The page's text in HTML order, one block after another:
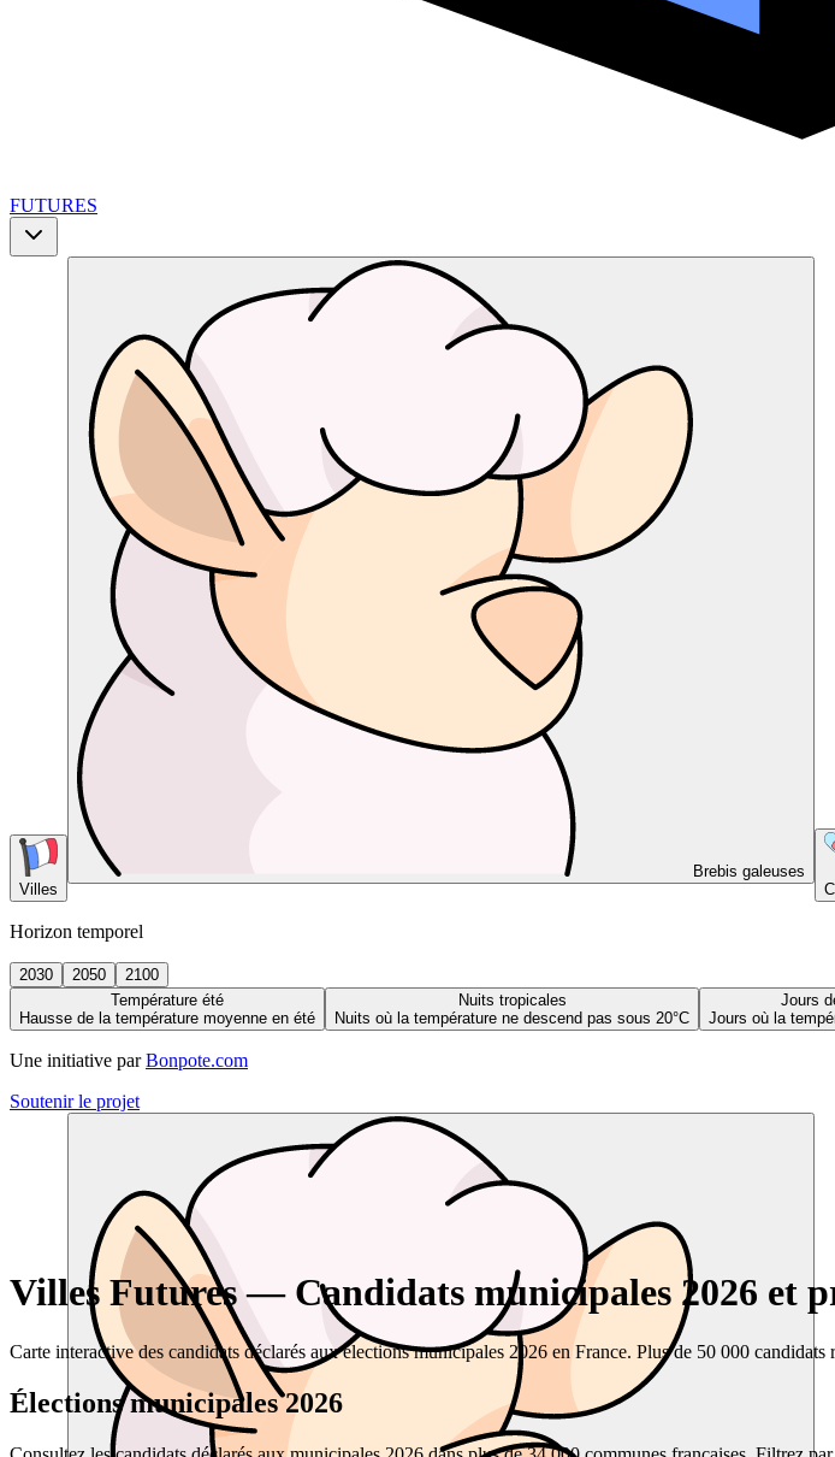
FUTURES
Villes
Brebis galeuses
Horizon temporel
2030 2050
2100
Température été
Hausse de la température moyenne en été
Nuits tropicales
Nuits où la température ne descend pas sous 20°C
Jours
Jours où la
Une initiative par Bonpote.com
Soutenir le projet
Villes Futures — Candidats municipales 2026 et
Carte interactive des candidats déclarés aux élections municipales 2026 en France. Plus de 50 000
Élections municipales 2026